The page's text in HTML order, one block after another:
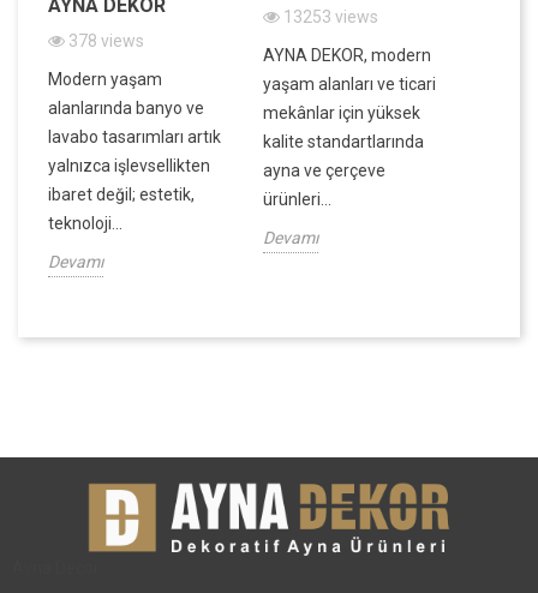
AYNA DEKOR
378 views
Modern yaşam
alanlarında banyo ve
lavabo tasarımları artık
yalnızca işlevsellikten
ibaret değil; estetik,
teknoloji...
Devamı
13253 views
AYNA DEKOR, modern
yaşam alanları ve ticari
mekânlar için yüksek
kalite standartlarında
ayna ve çerçeve
ürünleri...
Devamı